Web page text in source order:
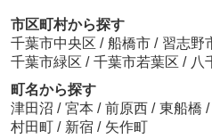
市区町村から探す
千葉市中央区 / 船橋市 / 習志野
千葉市緑区 / 千葉市若葉区 / 八
町名から探す
津田沼 / 宮本 / 前原西 / 東船橋 /
村田町 / 新宿 / 矢作町